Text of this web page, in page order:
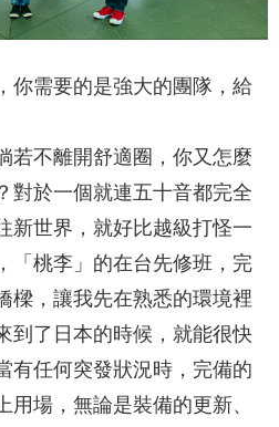
你需要的是強大的團隊，給
若不離開舒適圈，你又怎麼
對於一個就連五十音都完全
新世界，就好比越級打怪一
「桃李」的在台先修班，完
樑，讓我先在熟悉的環境裡
到了日本的時候，就能很快
有任何突發狀況時，完備的
場，無論是裝備的更新、